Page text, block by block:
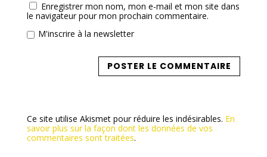
Enregistrer mon nom, mon e-mail et mon site dans
le navigateur pour mon prochain commentaire.
M'inscrire à la newsletter
Ce site utilise Akismet pour réduire les indésirables. En
savoir plus sur la façon dont les données de vos
commentaires sont traitées.